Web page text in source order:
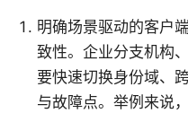
明确场景驱动的客户
致性。企业分支机构
要快速切换身份域、
与故障点。举例来说